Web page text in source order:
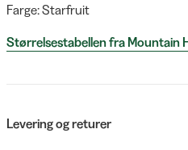
Farge: Starfruit
Størrelsestabellen fra Mountain
Levering og returer